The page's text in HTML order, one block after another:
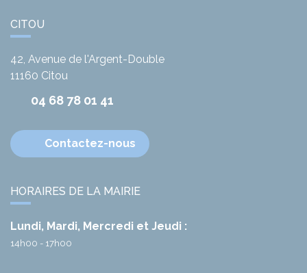
CITOU
42, Avenue de l'Argent-Double
11160 Citou
04 68 78 01 41
Contactez-nous
HORAIRES DE LA MAIRIE
Lundi, Mardi, Mercredi et Jeudi :
14h00 - 17h00